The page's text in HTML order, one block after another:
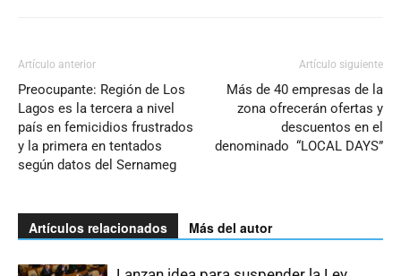
Artículo anterior
Preocupante: Región de Los
Lagos es la tercera a nivel
país en femicidios frustrados
y la primera en tentados
según datos del Sernameg
Artículo siguiente
Más de 40 empresas de la
zona ofrecerán ofertas y
descuentos en el
denominado “LOCAL DAYS”
Artículos relacionados Más del autor